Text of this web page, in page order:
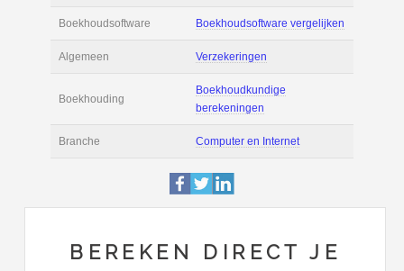
Filmpjes
Salaris en tarief
berekening
Boekhoudsoftware
BEREKEN DIRECT JE